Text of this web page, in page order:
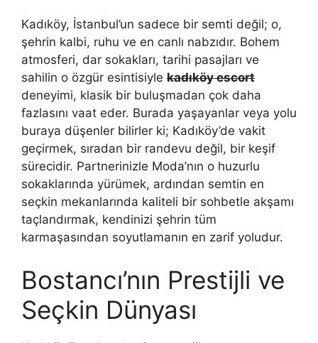
Kadıköy, İstanbul’un sadece bir semti değil; o,
şehrin kalbi, ruhu ve en canlı nabzıdır. Bohem
atmosferi, dar sokakları, tarihi pasajları ve
sahilin o özgür esintisiyle kadıköy escort
deneyimi, klasik bir buluşmadan çok daha
fazlasını vaat eder. Burada yaşayanlar veya yolu
buraya düşenler bilirler ki; Kadıköy’de vakit
geçirmek, sıradan bir randevu değil, bir keşif
sürecidir. Partnerinizle Moda’nın o huzurlu
sokaklarında yürümek, ardından semtin en
seçkin mekanlarında kaliteli bir sohbetle akşamı
taçlandırmak, kendinizi şehrin tüm
karmaşasından soyutlamanın en zarif yoludur.
Bostancı’nın Prestijli ve
Seçkin Dünyası